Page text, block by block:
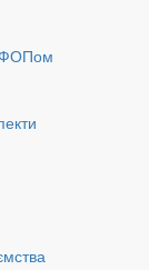
ФОПом